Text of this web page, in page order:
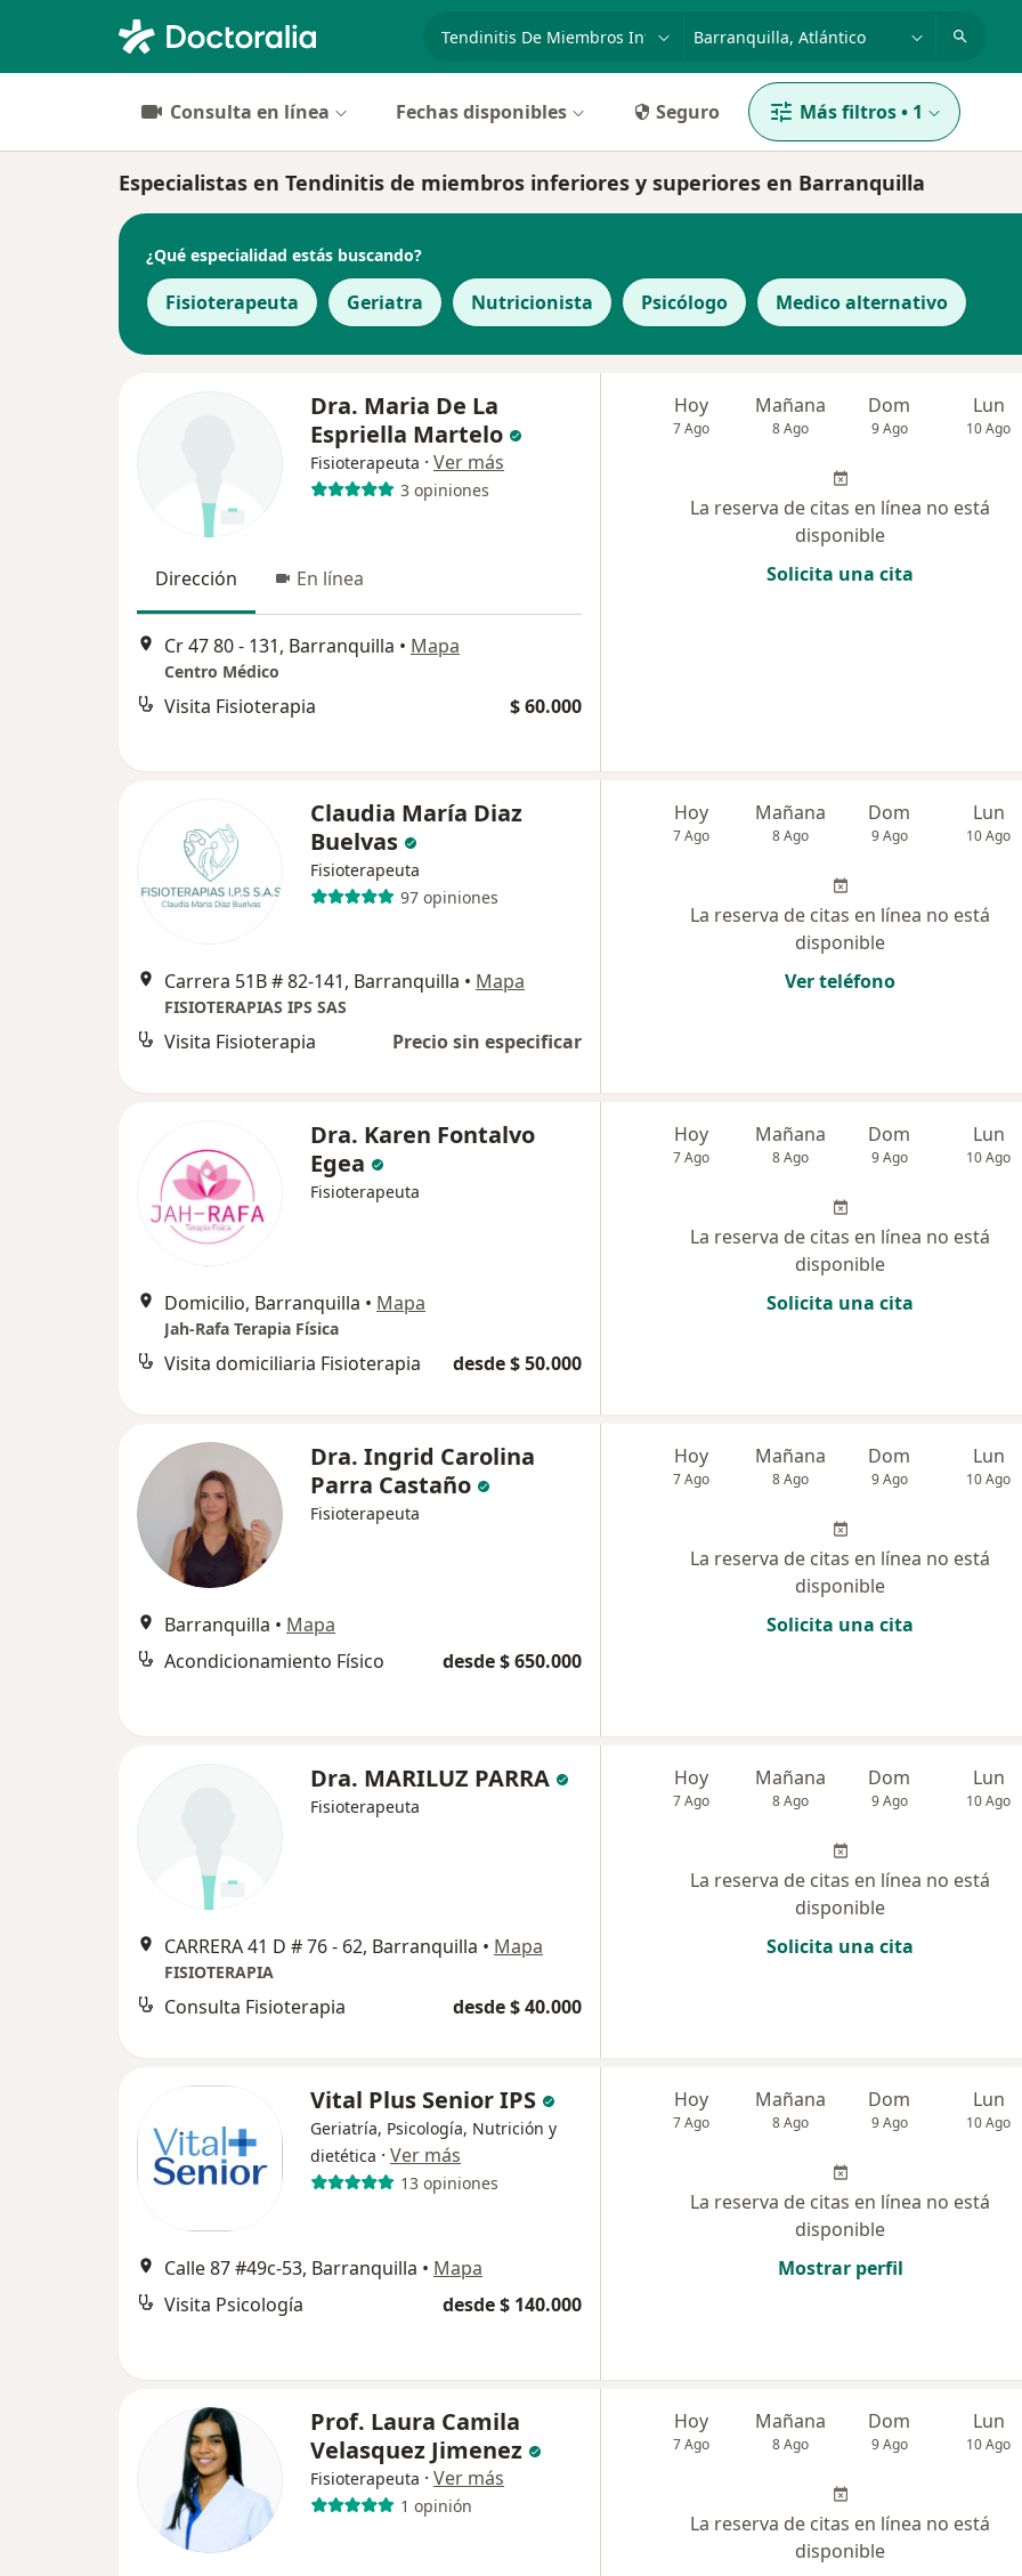
Consulta en línea Fechas disponibles Seguro Más filtros• 1
Especialistas en Tendinitis de miembros inferiores y superiores en Barranquilla
¿Qué especialidad estás buscando?
Fisioterapeuta Geriatra Nutricionista Psicólogo Medico alternativo
Dra. Maria De La
Espriella Martelo
Fisioterapeuta · Ver más
3 opiniones
Dirección En línea
Cr 47 80 - 131, Barranquilla • Mapa
Centro Médico
Visita Fisioterapia $ 60.000
Hoy
7 Ago
Mañana
8 Ago
Dom
9 Ago
Lun
10 Ago
La reserva de citas en línea no está
disponible
Solicita una cita
Claudia María Diaz
Buelvas
Fisioterapeuta
97 opiniones
Carrera 51B # 82-141, Barranquilla • Mapa
FISIOTERAPIAS IPS SAS
Visita Fisioterapia Precio sin especificar
Hoy
7 Ago
Mañana
8 Ago
Dom
9 Ago
Lun
10 Ago
La reserva de citas en línea no está
disponible
Ver teléfono
Dra. Karen Fontalvo
Egea
Fisioterapeuta
Domicilio, Barranquilla • Mapa
Jah-Rafa Terapia Física
Visita domiciliaria Fisioterapia desde $ 50.000
Hoy
7 Ago
Mañana
8 Ago
Dom
9 Ago
Lun
10 Ago
La reserva de citas en línea no está
disponible
Solicita una cita
Dra. Ingrid Carolina
Parra Castaño
Fisioterapeuta
Barranquilla • Mapa
Acondicionamiento Físico
desde $ 650.000
Hoy
7 Ago
Mañana
8 Ago
Dom
9 Ago
Lun
10 Ago
La reserva de citas en línea no está
disponible
Solicita una cita
Dra. MARILUZ PARRA
Fisioterapeuta
CARRERA 41 D # 76 - 62, Barranquilla • Mapa
FISIOTERAPIA
Consulta Fisioterapia desde $ 40.000
Hoy
7 Ago
Mañana
8 Ago
Dom
9 Ago
Lun
10 Ago
La reserva de citas en línea no está
disponible
Solicita una cita
Vital Plus Senior IPS
Geriatría, Psicología, Nutrición y
dietética · Ver más
13 opiniones
Calle 87 #49c-53, Barranquilla • Mapa
Visita Psicología
desde $ 140.000
Hoy
7 Ago
Mañana
8 Ago
Dom
9 Ago
Lun
10 Ago
La reserva de citas en línea no está
disponible
Mostrar perfil
Prof. Laura Camila
Velasquez Jimenez
Fisioterapeuta · Ver más
1 opinión
Hoy
7 Ago
Mañana
8 Ago
Dom
9 Ago
Lun
10 Ago
La reserva de citas en línea no está
disponible